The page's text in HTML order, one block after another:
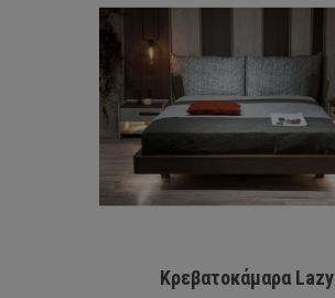
Κρεβατοκάμαρα Lazy